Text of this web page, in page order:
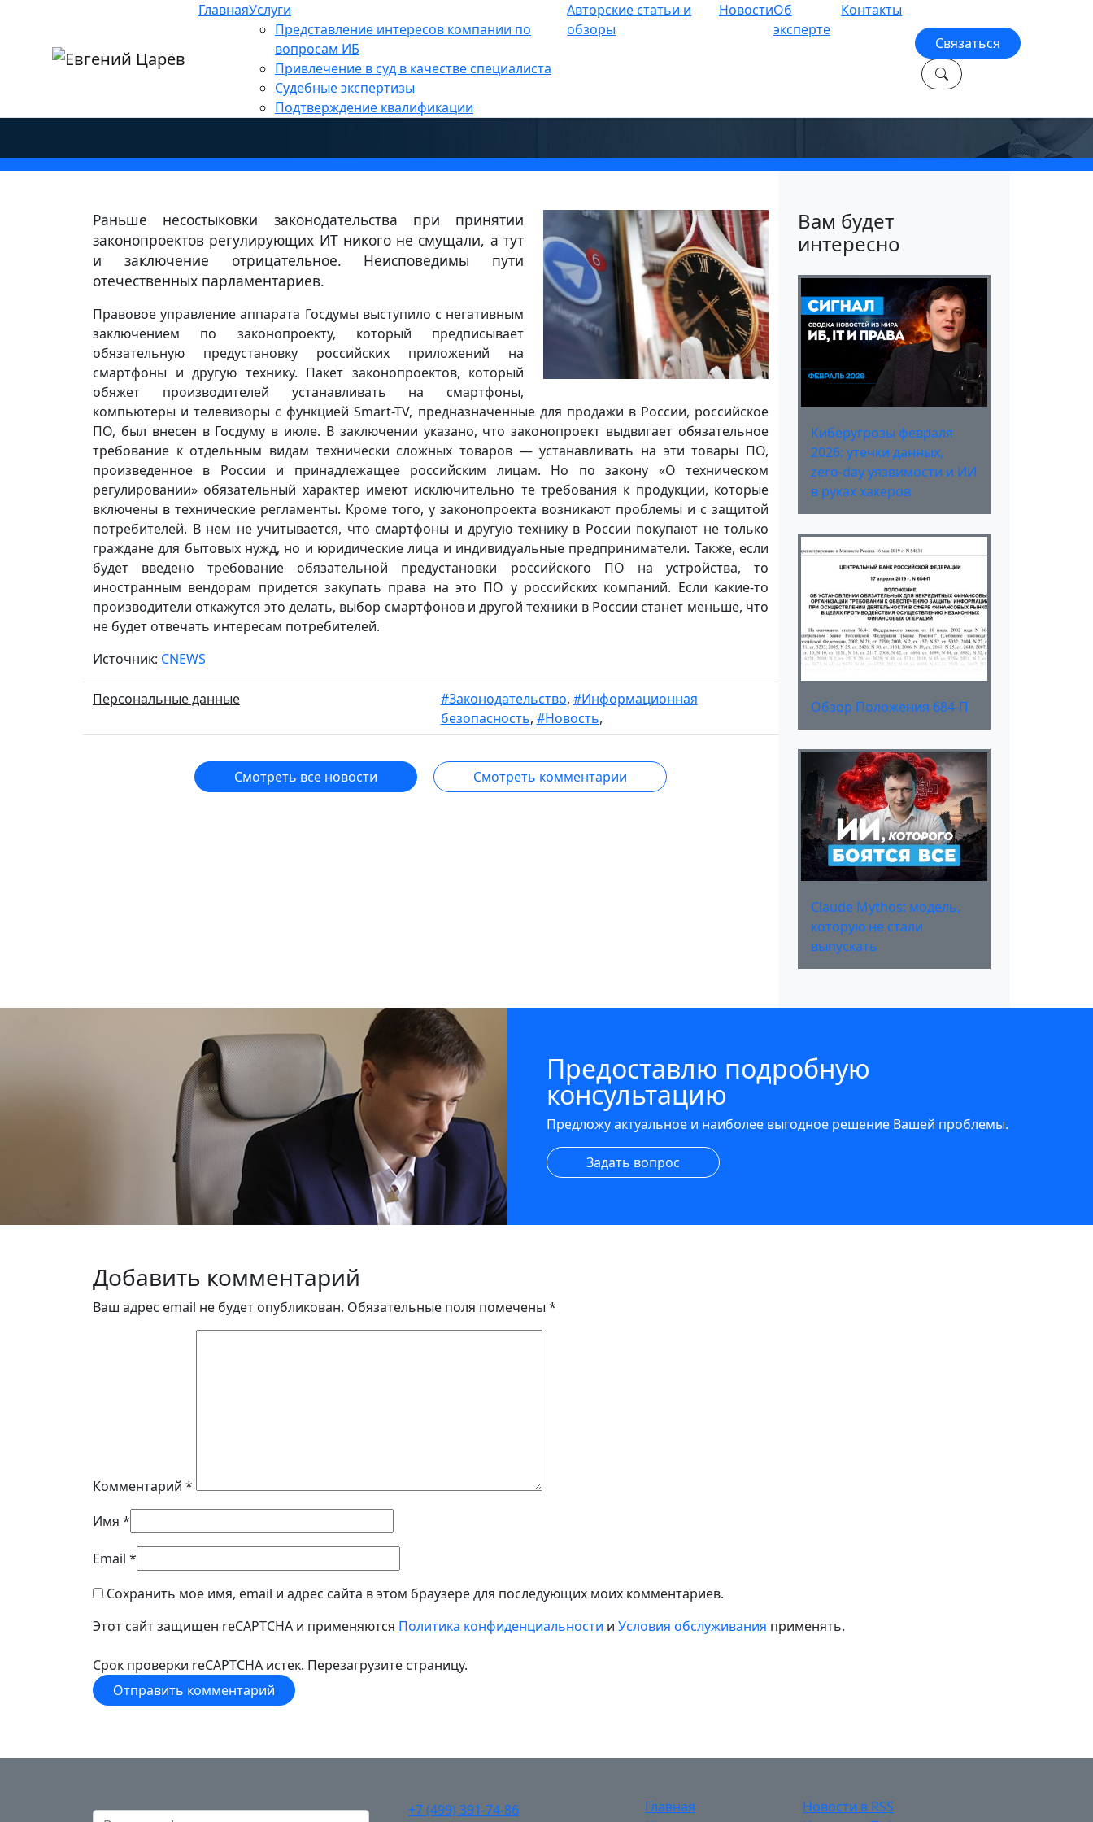
ГлавнаяУслуги
Представление интересов компании по
вопросам ИБ
Привлечение в суд в качестве специалиста
Судебные экспертизы
Подтверждение квалификации
Авторские статьи и
обзоры
НовостиОб
эксперте
Контакты
Связаться
Персональные данные»
Госдума раскритиковала законопроект об обязательной
установке российских приложений на смартфоны
Раньше несостыковки законодательства при принятии
законопроектов регулирующих ИТ никого не смущали, а тут
и заключение отрицательное. Неисповедимы пути
отечественных парламентариев.
Правовое управление аппарата Госдумы выступило с негативным
заключением по законопроекту, который предписывает
обязательную предустановку российских приложений на
смартфоны и другую технику. Пакет законопроектов, который
обяжет производителей устанавливать на смартфоны,
компьютеры и телевизоры с функцией Smart-TV, предназначенные для продажи в России, российское
ПО, был внесен в Госдуму в июле. В заключении указано, что законопроект выдвигает обязательное
требование к отдельным видам технически сложных товаров — устанавливать на эти товары ПО,
произведенное в России и принадлежащее российским лицам. Но по закону «О техническом
регулировании» обязательный характер имеют исключительно те требования к продукции, которые
включены в технические регламенты. Кроме того, у законопроекта возникают проблемы и с защитой
потребителей. В нем не учитывается, что смартфоны и другую технику в России покупают не только
граждане для бытовых нужд, но и юридические лица и индивидуальные предприниматели. Также, если
будет введено требование обязательной предустановки российского ПО на устройства, то
иностранным вендорам придется закупать права на это ПО у российских компаний. Если какие-то
производители откажутся это делать, выбор смартфонов и другой техники в России станет меньше, что
не будет отвечать интересам потребителей.
Источник: CNEWS
Персональные данные #Законодательство, #Информационная
безопасность, #Новость,
Смотреть все новости Смотреть комментарии
Вам будет
интересно
Киберугрозы февраля
2026: утечки данных,
zero-day уязвимости и ИИ
в руках хакеров
Обзор Положения 684-П
Claude Mythos: модель,
которую не стали
выпускать
Предоставлю подробную
консультацию
Предложу актуальное и наиболее выгодное решение Вашей проблемы.
Задать вопрос
Добавить комментарий
Ваш адрес email не будет опубликован. Обязательные поля помечены *
Комментарий *
Имя *
Email *
Сохранить моё имя, email и адрес сайта в этом браузере для последующих моих комментариев.
Этот сайт защищен reCAPTCHA и применяются Политика конфиденциальности и Условия обслуживания применять.
Срок проверки reCAPTCHA истек. Перезагрузите страницу.
+7 (499) 391-74-86
Главная
Новости в RSS